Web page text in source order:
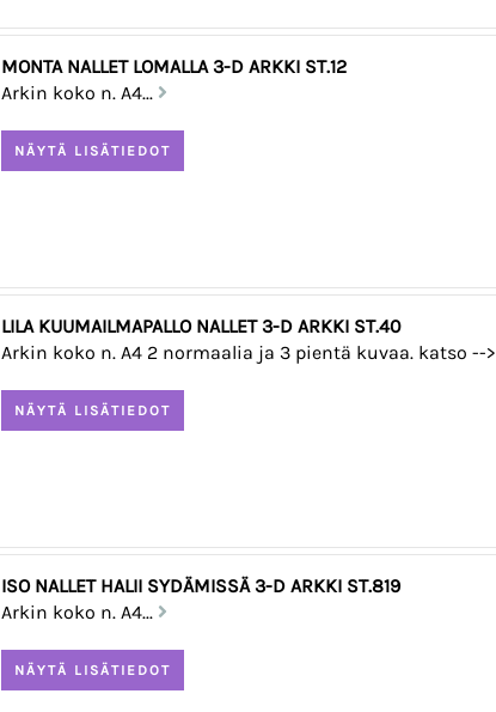
MONTA NALLET LOMALLA 3-D ARKKI ST.12
Arkin koko n. A4...
LILA KUUMAILMAPALLO NALLET 3-D ARKKI ST.40
Arkin koko n. A4 2 normaalia ja 3 pientä kuvaa. katso -->
ISO NALLET HALII SYDÄMISSÄ 3-D ARKKI ST.819
Arkin koko n. A4...